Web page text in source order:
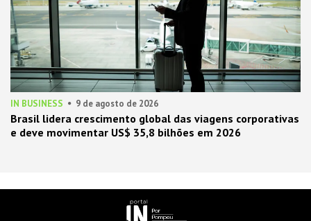
IN BUSINESS 9 de agosto de 2026
Brasil lidera crescimento global das viagens corporativas
e deve movimentar US$ 35,8 bilhões em 2026